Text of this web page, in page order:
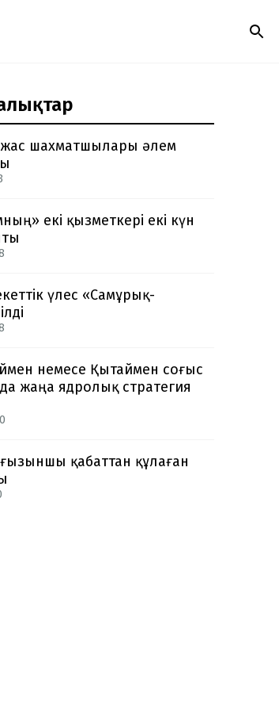
жас шахматшылары әлем
екі қызметкері екі күн
үлес «Самұрық-
немесе Қытаймен соғыс
жаңа ядролық стратегия
қабаттан құлаған